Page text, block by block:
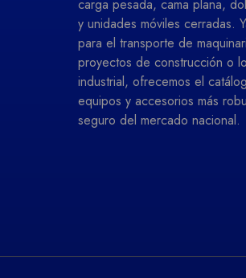
carga pesada, cama plana,
y unidades móviles cerradas.
para el transporte de
proyectos de construcción o
industrial, ofrecemos el
equipos y accesorios más
seguro del mercado nacional.